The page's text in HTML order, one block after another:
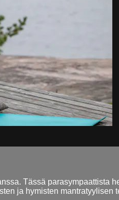
Tässä
ja hymisten mantratyylisen